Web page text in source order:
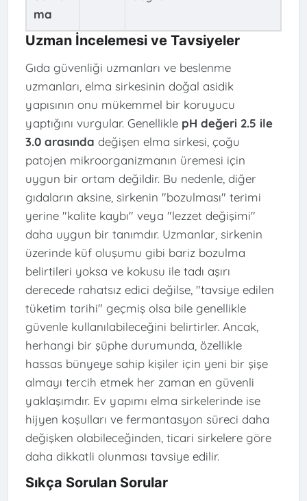
ma
Uzman İncelemesi ve Tavsiyeler
Gıda güvenliği uzmanları ve beslenme
uzmanları, elma sirkesinin doğal asidik
yapısının onu mükemmel bir koruyucu
yaptığını vurgular. Genellikle pH değeri 2.5 ile
3.0 arasında değişen elma sirkesi, çoğu
patojen mikroorganizmanın üremesi için
uygun bir ortam değildir. Bu nedenle, diğer
gıdaların aksine, sirkenin "bozulması" terimi
yerine "kalite kaybı" veya "lezzet değişimi"
daha uygun bir tanımdır. Uzmanlar, sirkenin
üzerinde küf oluşumu gibi bariz bozulma
belirtileri yoksa ve kokusu ile tadı aşırı
derecede rahatsız edici değilse, "tavsiye edilen
tüketim tarihi" geçmiş olsa bile genellikle
güvenle kullanılabileceğini belirtirler. Ancak,
herhangi bir şüphe durumunda, özellikle
hassas bünyeye sahip kişiler için yeni bir şişe
almayı tercih etmek her zaman en güvenli
yaklaşımdır. Ev yapımı elma sirkelerinde ise
hijyen koşulları ve fermantasyon süreci daha
değişken olabileceğinden, ticari sirkelere göre
daha dikkatli olunması tavsiye edilir.
Sıkça Sorulan Sorular